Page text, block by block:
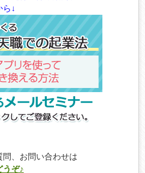
↓
、お問い合わせは
ぞ♪